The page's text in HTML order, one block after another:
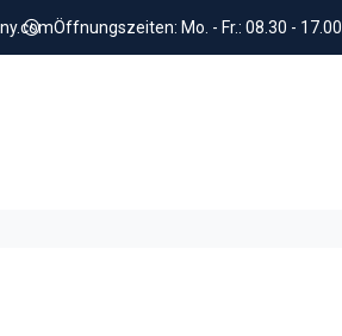
Öffnungszeiten: Mo. - Fr.: 08.30 - 17.00